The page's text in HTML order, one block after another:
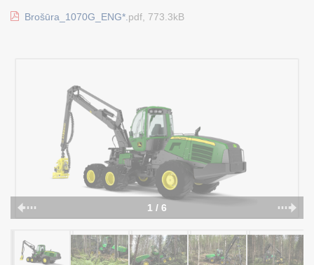
Brošūra_1070G_ENG*. pdf, 773.3kB
1 / 6